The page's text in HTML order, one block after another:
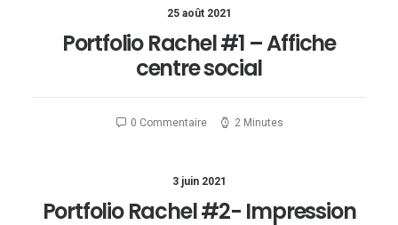
25 août 2021
Portfolio Rachel #1 – Affiche
centre social
0 Commentaire 2 Minutes
3 juin 2021
Portfolio Rachel #2- Impression